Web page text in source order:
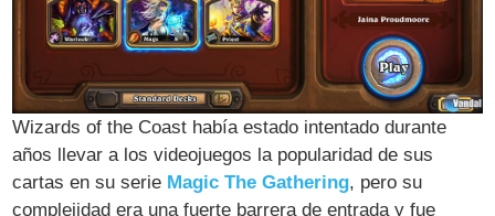
Wizards of the Coast había estado intentado durante
años llevar a los videojuegos la popularidad de sus
cartas en su serie Magic The Gathering, pero su
complejidad era una fuerte barrera de entrada y fue